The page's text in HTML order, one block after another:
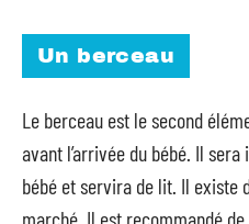
Un berceau
Le berceau est le second
avant l’arrivée du bébé. Il
bébé et servira de lit. Il existe
marché. Il est recommandé